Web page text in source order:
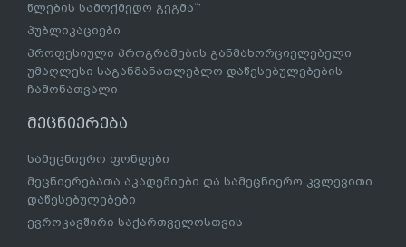
წლების სამოქმედო გეგმა“’
პუბლიკაციები
პროფესიული პროგრამების განმახორციელებელი
უმაღლესი საგანმანათლებლო დაწესებულებების
ჩამონათვალი
მეცნიერება
სამეცნიერო ფონდები
მეცნიერებათა აკადემიები და სამეცნიერო კვლევითი
დაწესებულებები
ევროკავშირი საქართველოსთვის